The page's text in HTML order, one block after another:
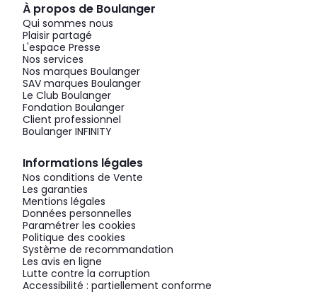
À propos de Boulanger
Qui sommes nous
Plaisir partagé
L'espace Presse
Nos services
Nos marques Boulanger
SAV marques Boulanger
Le Club Boulanger
Fondation Boulanger
Client professionnel
Boulanger INFINITY
Informations légales
Nos conditions de Vente
Les garanties
Mentions légales
Données personnelles
Paramétrer les cookies
Politique des cookies
Système de recommandation
Les avis en ligne
Lutte contre la corruption
Accessibilité : partiellement conforme